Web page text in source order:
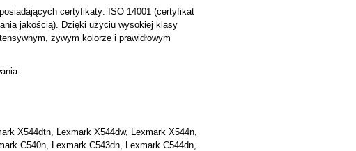
certyfikaty: ISO 14001 (certyfikat
jakością). Dzięki użyciu wysokiej klasy
żywym kolorze i prawidłowym
X544dtn, Lexmark X544dw, Lexmark X544n,
C540n, Lexmark C543dn, Lexmark C544dn,